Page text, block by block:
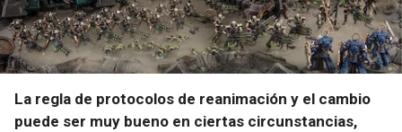
La regla de protocolos de reanimación y el cambio
puede ser muy bueno en ciertas circunstancias,